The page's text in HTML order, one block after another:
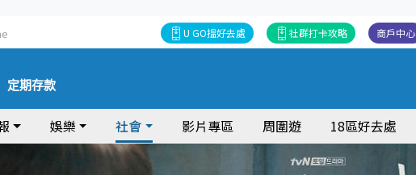
商戶中心
社群打卡攻略
U GO搵好去處
定期存款
娛樂 社會 影片專區 周圍遊 18區好去處